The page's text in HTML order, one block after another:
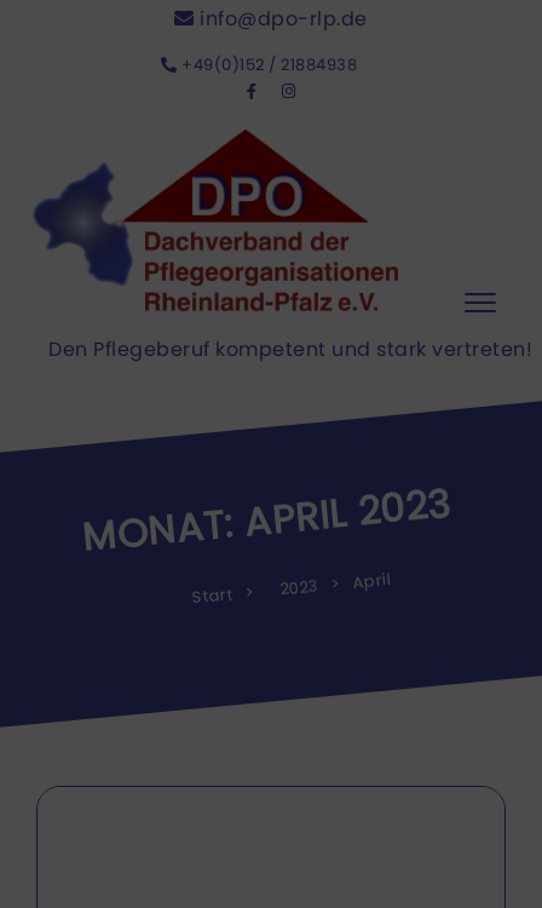
info@dpo-rlp.de
+49(0)152 / 21884938
Den Pflegeberuf kompetent und stark vertreten!
MONAT:APRIL 2023
Start 2023 April